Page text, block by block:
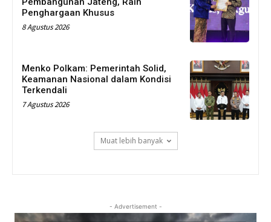
Penghargaan Khusus
8 Agustus 2026
Menko Polkam: Pemerintah Solid,
Keamanan Nasional dalam Kondisi
Terkendali
7 Agustus 2026
Muat lebih banyak
- Advertisement -